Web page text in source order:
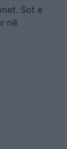
Sot e
në